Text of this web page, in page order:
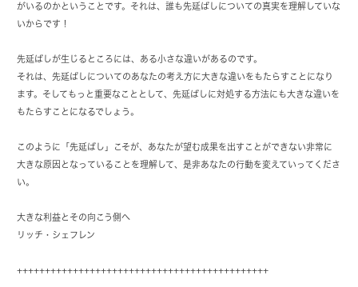
がいるのかということです。それは、誰も先延ばしについての真実を理解していな
いからです！
先延ばしが生じるところには、ある小さな違いがあるのです。
それは、先延ばしについてのあなたの考え方に大きな違いをもたらすことになり
ます。そしてもっと重要なこととして、先延ばしに対処する方法にも大きな違いを
もたらすことになるでしょう。
このように「先延ばし」こそが、あなたが望む成果を出すことができない非常に
大きな原因となっていることを理解して、是非あなたの行動を変えていってくださ
い。
大きな利益とその向こう側へ
リッチ・シェフレン
+++++++++++++++++++++++++++++++++++++++++++++